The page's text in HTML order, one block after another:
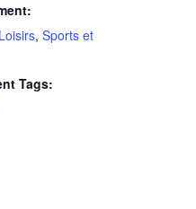
Loisirs, Sports et
Tags: